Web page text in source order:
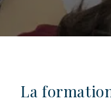
La